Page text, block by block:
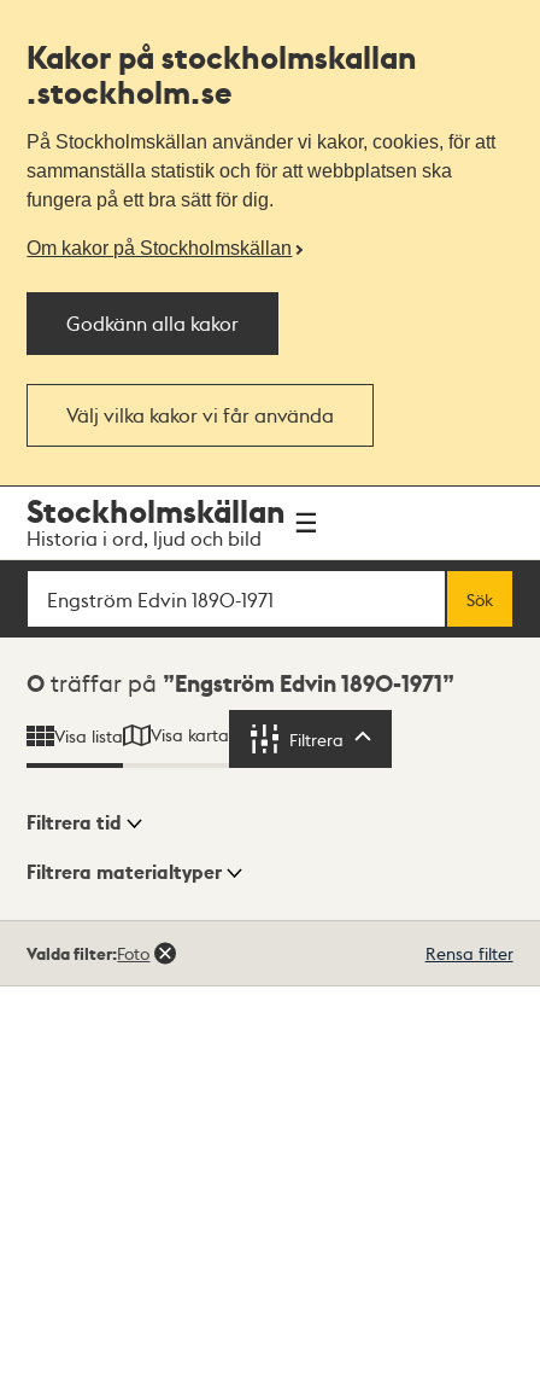
Kakor på stockholmskallan
.stockholm.se
På Stockholmskällan använder vi kakor, cookies, för att
sammanställa statistik och för att webbplatsen ska
fungera på ett bra sätt för dig.
Om kakor på Stockholmskällan
Godkänn alla kakor
Välj vilka kakor vi får använda
navigationen
huvudinnehållet
Stockholmskällan
Historia i ord, ljud och bild
Sök
Sök
Sökresultat
0 träffar på Engström Edvin 1890-1971
Visa lista Visa karta Filtrera
Visningsläge
Filtrera tid
Filtrera materialtyper
träffar
Valda filter:Foto Rensa filter